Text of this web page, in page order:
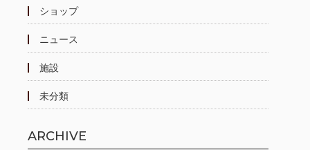
ショップ
ニュース
施設
未分類
ARCHIVE